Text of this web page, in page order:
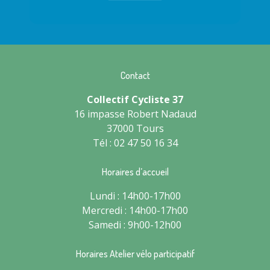
Contact
Collectif Cycliste 37
16 impasse Robert Nadaud
37000 Tours
Tél : 02 47 50 16 34
Horaires d’accueil
Lundi : 14h00-17h00
Mercredi : 14h00-17h00
Samedi : 9h00-12h00
Horaires Atelier vélo participatif